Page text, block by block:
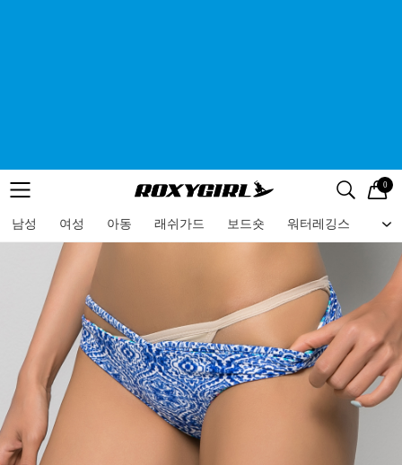
메뉴 검색
로고 0
남성 여성 아동 래쉬가드 보드숏 워터레깅스 비
메뉴